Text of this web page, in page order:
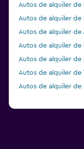
Autos de alquiler de
Autos de alquiler de
Autos de alquiler de
Autos de alquiler de
Autos de alquiler de
Autos de alquiler de
Autos de alquiler de